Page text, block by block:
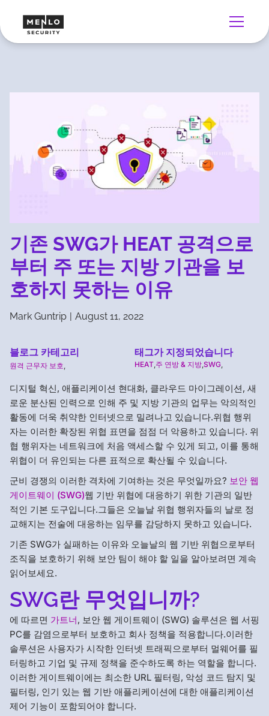
기존 SWG가 HEAT 공격으로
부터 주 또는 지방 기관을 보
호하지 못하는 이유
Mark Guntrip | August 11, 2022
블로그 카테고리
원격 근무자 보호
태그가 지정되었습니다
HEAT 주 연방 & 지방 SWG
디지털 혁신, 애플리케이션 현대화, 클라우드 마이그레이션, 새
로운 분산된 인력으로 인해 주 및 지방 기관의 업무는 악의적인
활동에 더욱 취약한 인터넷으로 밀려나고 있습니다.위협 행위
자는 이러한 확장된 위협 표면을 점점 더 악용하고 있습니다. 위
협 행위자는 네트워크에 처음 액세스할 수 있게 되고, 이를 통해
위협이 더 유인되는 다른 표적으로 확산될 수 있습니다.
군비 경쟁의 이러한 격차에 기여하는 것은 무엇일까요? 보안 웹
게이트웨이 (SWG)웹 기반 위협에 대응하기 위한 기관의 일반
적인 기본 도구입니다.그들은 오늘날 위협 행위자들의 날로 정
교해지는 전술에 대응하는 임무를 감당하지 못하고 있습니다.
기존 SWG가 실패하는 이유와 오늘날의 웹 기반 위협으로부터
조직을 보호하기 위해 보안 팀이 해야 할 일을 알아보려면 계속
읽어보세요.
SWG란 무엇입니까?
에 따르면 가트너, 보안 웹 게이트웨이 (SWG) 솔루션은 웹 서핑
PC를 감염으로부터 보호하고 회사 정책을 적용합니다.이러한
솔루션은 사용자가 시작한 인터넷 트래픽으로부터 멀웨어를 필
터링하고 기업 및 규제 정책을 준수하도록 하는 역할을 합니다.
이러한 게이트웨이에는 최소한 URL 필터링, 악성 코드 탐지 및
필터링, 인기 있는 웹 기반 애플리케이션에 대한 애플리케이션
제어 기능이 포함되어야 합니다.